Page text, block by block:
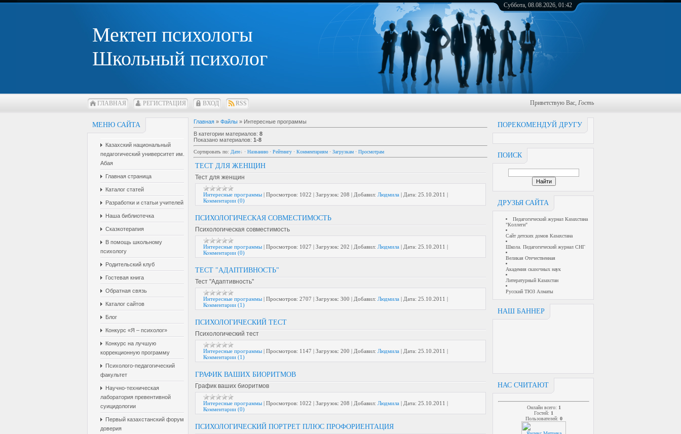
Мектеп психологы
Школьный психолог
Суббота, 08.08.2026, 01:42
ГЛАВНАЯ РЕГИСТРАЦИЯ ВХОД RSS Приветствую Вас, Гость
МЕНЮ САЙТА
Казахский национальный
педагогический университет им.
Абая
Главная страница
Каталог статей
Разработки и статьи учителей
Наша библиотечка
Сказкотерапия
В помощь школьному
психологу
Родительский клуб
Гостевая книга
Обратная связь
Каталог сайтов
Блог
Конкурс «Я – психолог»
Конкурс на лучшую
коррекционную программу
Психолого-педагогический
факультет
Научно-техническая
лаборатория превентивной
суицидологии
Первый казахстанский форум
доверия
ПОРЕКОМЕНДУЙ ДРУГУ
ПОИСК
ДРУЗЬЯ САЙТА
Педагогический журнал Казахстана
"Коллеги"
Сайт детских домов Казахстана
Школа. Педагогический журнал СНГ
Великая Отечественная
Академия сказочных наук
Литературный Казахстан
Русский ТЮЗ Алматы
НАШ БАННЕР
НАС СЧИТАЮТ
Онлайн всего: 1
Гостей: 1
Пользователей: 0
Главная » Файлы » Интересные программы
В категории материалов: 8
Показано материалов: 1-8
Сортировать по: Дате · Названию · Рейтингу · Комментариям · Загрузкам · Просмотрам
ТЕСТ ДЛЯ ЖЕНЩИН
Тест для женщин
Интересные программы | Просмотров: 1022 | Загрузок: 208 | Добавил: Людмила | Дата: 25.10.2011 |
Комментарии (0)
ПСИХОЛОГИЧЕСКАЯ СОВМЕСТИМОСТЬ
Психологическая совместимость
Интересные программы | Просмотров: 1027 | Загрузок: 202 | Добавил: Людмила | Дата: 25.10.2011 |
Комментарии (0)
ТЕСТ "АДАПТИВНОСТЬ"
Тест "Адаптивность"
Интересные программы | Просмотров: 2707 | Загрузок: 300 | Добавил: Людмила | Дата: 25.10.2011 |
Комментарии (1)
ПСИХОЛОГИЧЕСКИЙ ТЕСТ
Психологический тест
Интересные программы | Просмотров: 1147 | Загрузок: 200 | Добавил: Людмила | Дата: 25.10.2011 |
Комментарии (1)
ГРАФИК ВАШИХ БИОРИТМОВ
График ваших биоритмов
Интересные программы | Просмотров: 1022 | Загрузок: 208 | Добавил: Людмила | Дата: 25.10.2011 |
Комментарии (0)
ПСИХОЛОГИЧЕСКИЙ ПОРТРЕТ ПЛЮС ПРОФОРИЕНТАЦИЯ